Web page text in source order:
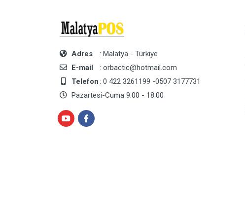
Adres
: Malatya - Türkiye
E-mail
: orbactic@hotmail.com
Telefon: 0 422 3261199 -0507 3177731
Pazartesi-Cuma 9:00 - 18:00